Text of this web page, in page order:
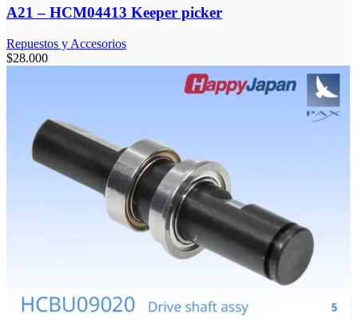
A21 – HCM04413 Keeper picker
Repuestos y Accesorios
$28.000